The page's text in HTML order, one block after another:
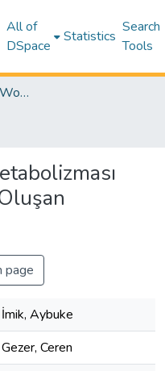
All of
DSpace
Statistics
Search
Tools
00 Research Outputs | WoS | Scopus | TR-Dizin | PubMed
page
İmik, Aybuke
Gezer, Ceren